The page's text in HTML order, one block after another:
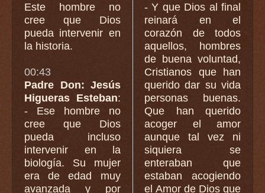
Este hombre no
cree que Dios
pueda intervenir en
la historia.
00:43
Padre Don: Jesús
Higueras Esteban:
- Ese hombre no
cree que Dios
pueda incluso
intervenir en la
biología. Su mujer
era de edad muy
avanzada y por
- Y que Dios al final
reinará en el
corazón de todos
aquellos, hombres
de buena voluntad,
Cristianos que han
querido dar su vida
personas buenas.
Que han querido
acoger el amor
aunque tal vez ni
siquiera se
enteraban que
estaban acogiendo
el Amor de Dios que